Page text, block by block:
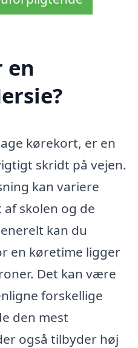
en
kørekort, er en
skridt på vejen.
kan variere
skolen og de
kan du
en køretime ligger
Det kan være
forskellige
den mest
også tilbyder høj